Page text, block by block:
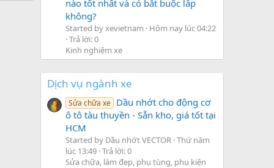
nào tốt nhất và có bắt buộc lắp
không?
Started by xevietnam
Hôm nay lúc 04:22
Trả lời: 0
Kinh nghiệm xe
Dịch vụ ngành xe
Sửa chữa xe Dầu nhớt cho động cơ
ô tô tàu thuyền - Sẵn kho, giá tốt tại
HCM
Started by Dầu nhớt VECTOR Thứ năm
lúc 13:49 Trả lời: 0
Sửa chữa, làm đẹp, phụ tùng, phụ kiện